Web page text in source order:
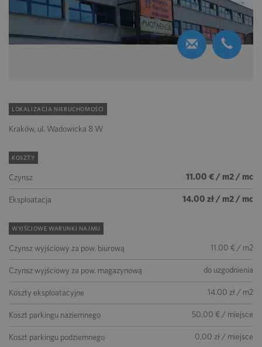
LOKALIZACJA NIERUCHOMOŚCI
Kraków, ul. Wadowicka 8 W
KOSZTY
Czynsz 11.00 € / m2 / mc
Eksploatacja 14.00 zł / m2 / mc
WYJŚCIOWE WARUNKI NAJMU
Czynsz wyjściowy za pow. biurową 11.00 € / m2
Czynsz wyjściowy za pow. magazynową do uzgodnienia
Koszty eksploatacyjne 14.00 zł / m2
Koszt parkingu naziemnego 50.00 € / miejsce
Koszt parkingu podziemnego 0.00 zł / miejsce